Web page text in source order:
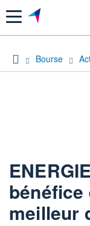
Menu
Bourse
bénéfice
meilleur